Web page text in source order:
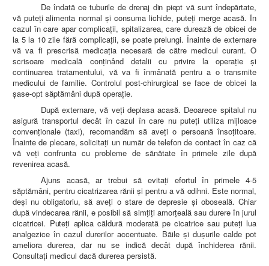
De îndată ce tuburile de drenaj din piept vă sunt îndepărtate,
vă puteţialimenta normal şi consuma lichide, puteţi merge acasă. În
cazul în care apar complicaţii, spitalizarea, care durează de obicei de
la 5 la 10 zile fără complicaţii, se poate prelungi. Înainte de externare
vă va fi prescrisă medicaţia necesară de către medicul curant. O
scrisoare medicală conţinând detalii cu privire la operaţie şi
continuarea tratamentului, vă va fi înmânată pentru a o transmite
medicului de familie. Controlul post-chirurgical se face de obicei la
şase-opt săptămâni după operaţie.
După externare, vă veţi deplasa acasă. Deoarece spitalul nu
asigură transportul decât în cazul în care nu puteţi utiliza mijloace
convenţionale (taxi), recomandăm să aveţi o persoană însoţitoare.
Înainte de plecare, solicitaţi un număr de telefon de contact în caz că
vă veţi confrunta cu probleme de sănătate în primele zile după
revenirea acasă.
Ajuns acasă, ar trebui să evitaţi efortul în primele 4-5
săptămâni,pentru cicatrizarea rănii şi pentru a vă odihni. Este normal,
deşi nu obligatoriu, să aveţi o stare de depresie şi oboseală. Chiar
după vindecarea rănii, e posibil să simţiţi amorţeală sau durere în jurul
cicatricei. Puteţi aplica căldură moderată pe cicatrice sau puteţi lua
analgezice în cazul durerilor accentuate. Băile şi duşurile calde pot
ameliora durerea, dar nu se indică decât după închiderea rănii.
Consultaţi medicul dacă durerea persistă.